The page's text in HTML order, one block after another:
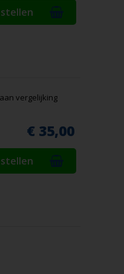
vergelijking
€ 35,00